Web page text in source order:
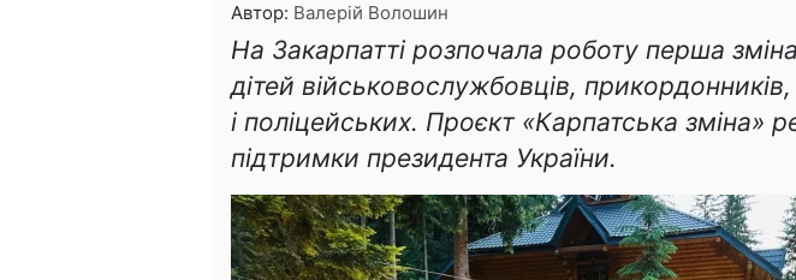
Автор: Валерій Волошин
На Закарпатті розпочала роботу перша
дітей військовослужбовців,
і поліцейських. Проєкт «Карпатська зміна»
підтримки президента України.